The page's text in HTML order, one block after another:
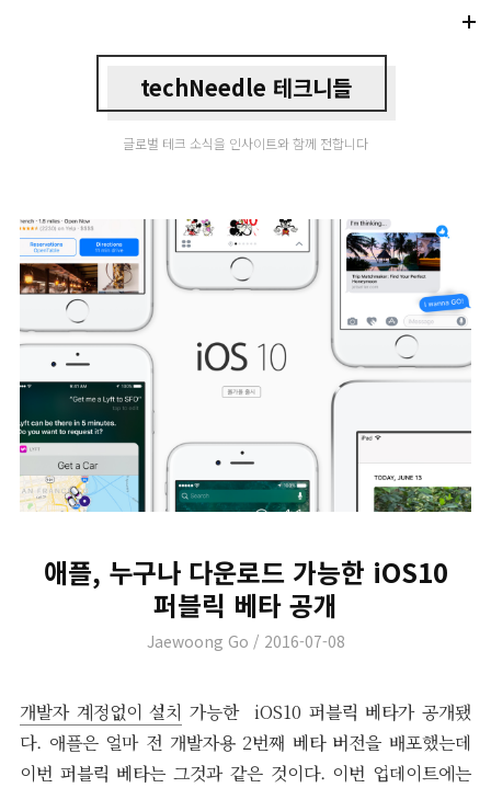
techNeedle 테크니들
글로벌 테크 소식을 인사이트와 함께 전합니다
애플, 누구나 다운로드 가능한 iOS10
퍼블릭 베타 공개
Author
Jaewoong Go
Posted
2016-07-08
개발자 계정없이 설치 가능한 iOS10 퍼블릭 베타가 공개됐
다. 애플은 얼마 전 개발자용 2번째 베타 버전을 배포했는데
이번 퍼블릭 베타는 그것과 같은 것이다. 이번 업데이트에는